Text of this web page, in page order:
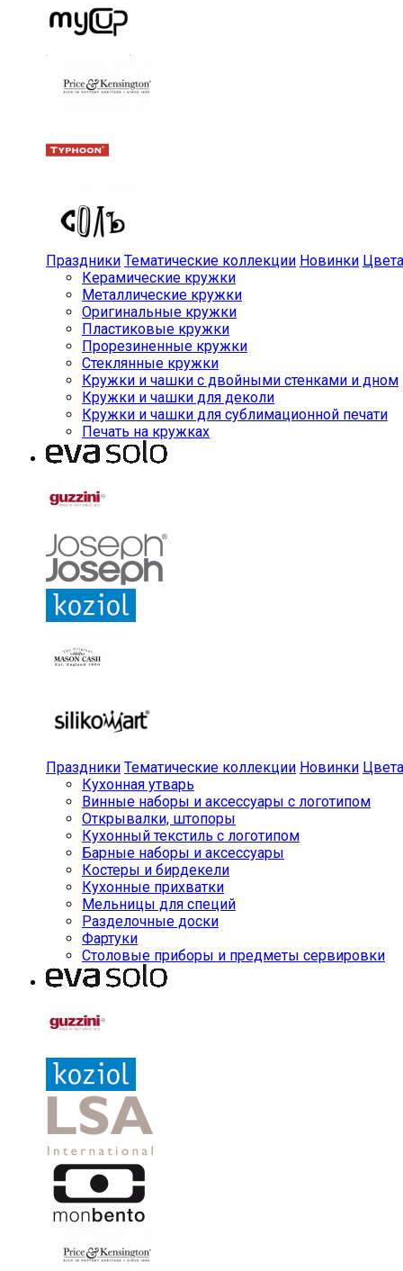
Праздники Тематические коллекции Новинки Цвета
Керамические кружки
Металлические кружки
Оригинальные кружки
Пластиковые кружки
Прорезиненные кружки
Стеклянные кружки
Кружки и чашки с двойными стенками и дном
Кружки и чашки для деколи
Кружки и чашки для сублимационной печати
Печать на кружках
Праздники Тематические коллекции Новинки Цвета
Кухонная утварь
Винные наборы и аксессуары с логотипом
Открывалки, штопоры
Кухонный текстиль с логотипом
Барные наборы и аксессуары
Костеры и бирдекели
Кухонные прихватки
Мельницы для специй
Разделочные доски
Фартуки
Столовые приборы и предметы сервировки